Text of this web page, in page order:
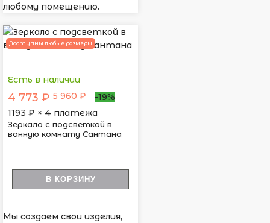
любому помещению.
Доступны любые размеры
Есть в наличии
4 773 ₽ 5 960 ₽
-19%
1193 ₽ × 4 платежа
Зеркало с подсветкой в
ванную комнату Сантана
В КОРЗИНУ
Мы создаем свои изделия,